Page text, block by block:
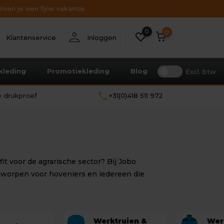
je een fijne vakantie
Klantenservice person Inloggen
0 0
Promotiekleding Blog Excl. btw
drukproef call +31(0)418 511 972
voor de agrarische sector? Bij Jobo
voor hoveniers en iedereen die
Werktruien &
Bekijk alle resultaten